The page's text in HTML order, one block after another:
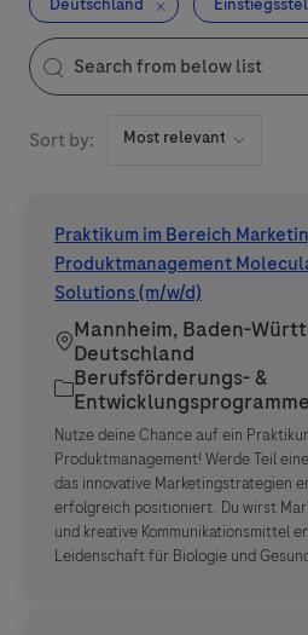
the results are updated
Search from below list
Sort by:
Praktikum im Bereich
Produktmanagement
Solutions (m/w/d)
Standort
Mannheim, Baden-
Deutschland
Kategorie
Berufsförderungs- &
Entwicklungsprogramme
Nutze deine Chance auf ein
Produktmanagement! Werde Teil
das innovative Marketingstrategien
erfolgreich positioniert. Du wirst
und kreative Kommunikationsmittel
Leidenschaft für Biologie und